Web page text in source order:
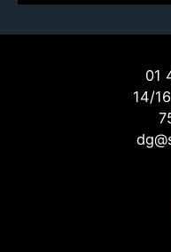
01
14/